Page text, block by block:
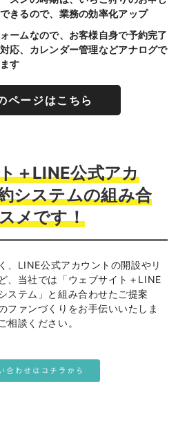
きるので、業務の効率化アップ
ームなので、お客様自身で予約完了
応、カレンダー管理などアナログで
す
ページはこちら
＋LINE公式アカ
システムの組み合
メです！
、LINE公式アカウントの開設やリ
、当社では「ウェブサイト＋LINE
ステム」と組み合わせたご提案
ファンづくりをお手伝いいたしま
相談ください。